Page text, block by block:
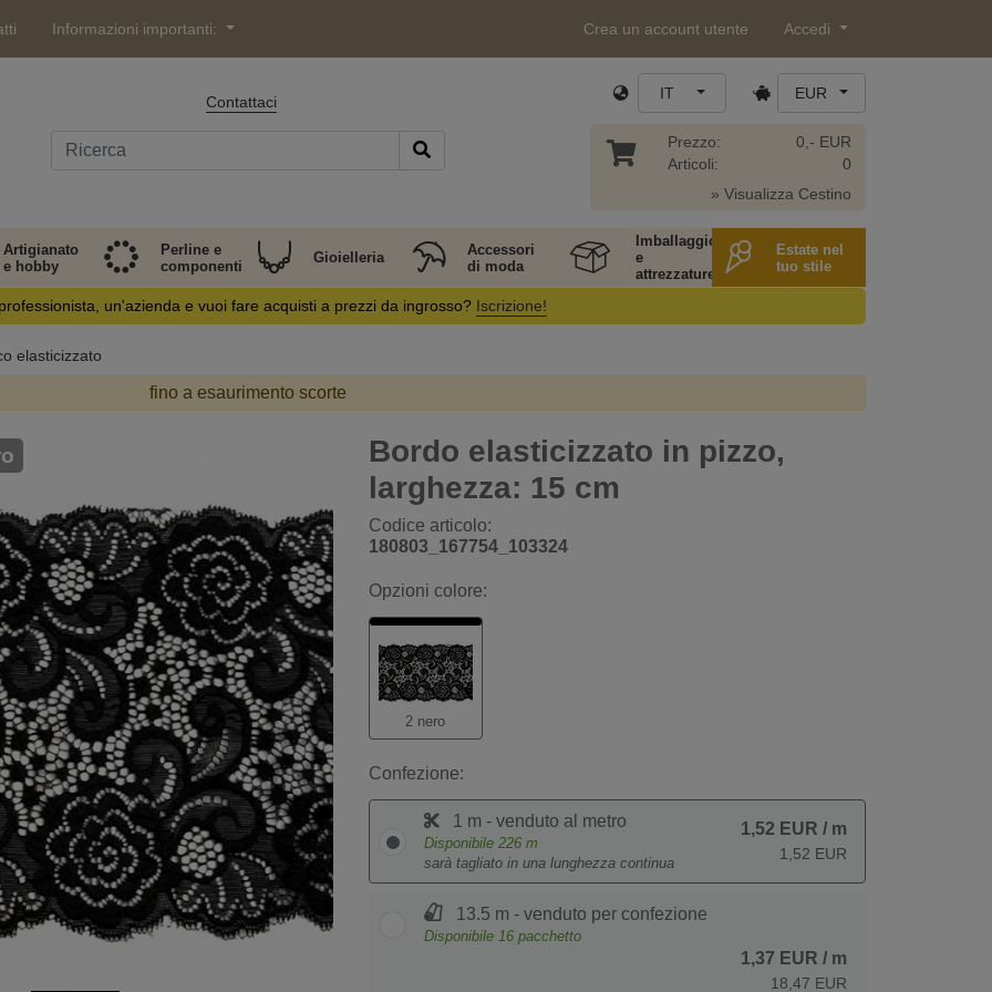
Informazioni importanti: Crea un account utente Accedi
Contattaci IT EUR
Prezzo:
Articoli:
0,- EUR
0
» Visualizza Cestino
Artigianato
e hobby
Perline e
componenti
Gioielleria
Accessori
di moda
Imballaggio
e
attrezzature
Estate nel
tuo stile
un'azienda e vuoi fare acquisti a prezzi da ingrosso? Iscrizione!
elasticizzato
fino a esaurimento scorte
Bordo elasticizzato in pizzo,
larghezza: 15 cm
Codice articolo:
180803_167754_103324
Opzioni colore:
2 nero
Confezione:
1 m - venduto al metro
Disponibile 226 m
sarà tagliato in una lunghezza continua
1,52 EUR / m
1,52 EUR
13.5 m - venduto per confezione
Disponibile 16 pacchetto
1,37 EUR / m
18,47 EUR